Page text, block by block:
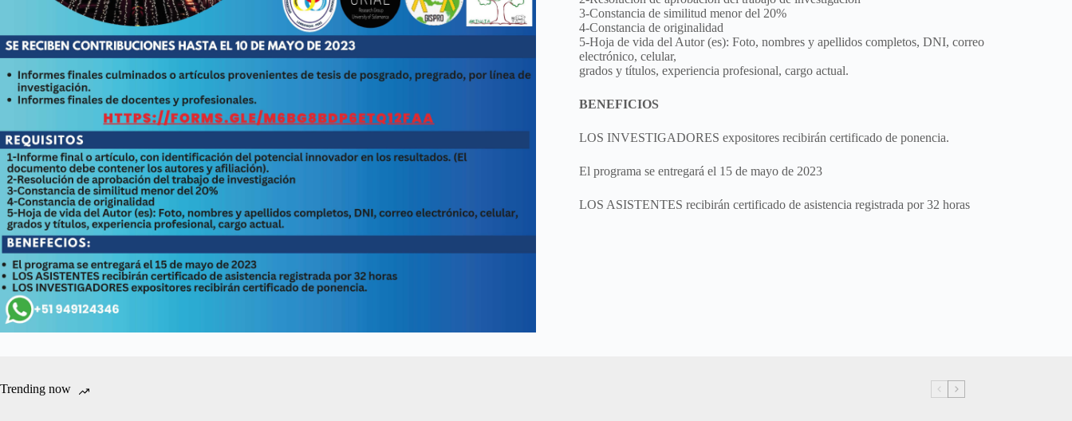
3-Constancia de similitud menor del 20%
4-Constancia de originalidad
5-Hoja de vida del Autor (es): Foto, nombres y apellidos completos, DNI, correo
electrónico, celular,
grados y títulos, experiencia profesional, cargo actual.
BENEFICIOS
LOS INVESTIGADORES expositores recibirán certificado de ponencia.
El programa se entregará el 15 de mayo de 2023
LOS ASISTENTES recibirán certificado de asistencia registrada por 32 horas
Trending now